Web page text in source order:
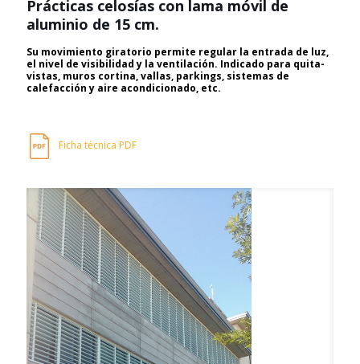
Prácticas celosías con lama móvil de
aluminio de 15 cm.
Su movimiento giratorio permite regular la entrada de luz,
el nivel de visibilidad y la ventilación. Indicado para quita-
vistas, muros cortina, vallas, parkings, sistemas de
calefacción y aire acondicionado, etc.
Ficha técnica PDF